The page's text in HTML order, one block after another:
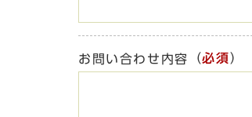
お問い合わせ内容 （必須）